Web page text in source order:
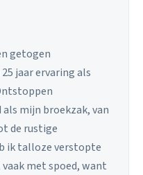
getogen
jaar ervaring als
mijn broekzak, van
de rustige
ik talloze verstopte
met spoed, want